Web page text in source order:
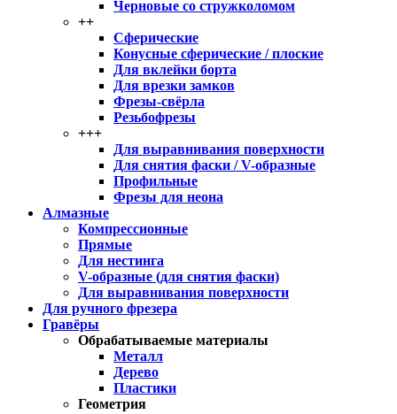
Черновые со стружколомом
++
Сферические
Конусные сферические / плоские
Для вклейки борта
Для врезки замков
Фрезы-свёрла
Резьбофрезы
+++
Для выравнивания поверхности
Для снятия фаски / V-образные
Профильные
Фрезы для неона
Алмазные
Компрессионные
Прямые
Для нестинга
V-образные (для снятия фаски)
Для выравнивания поверхности
Для ручного фрезера
Гравёры
Обрабатываемые материалы
Металл
Дерево
Пластики
Геометрия